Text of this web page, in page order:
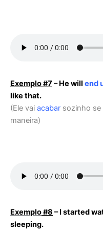
Exemplo#7 – He will end
like that.
(Ele vai acabar sozinho se
maneira)
Exemplo#8 – I started
sleeping.